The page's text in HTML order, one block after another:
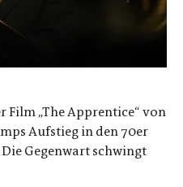
Film „The Apprentice“ von
Aufstieg in den 70er
Gegenwart schwingt